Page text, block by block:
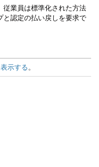
従業員は標準化された方法
と認定の払い戻しを要求で
示する。
確認します。
従業員から次の詳細を取
、経費種別、支払日、ビジ